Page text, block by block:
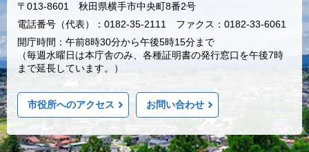
〒013-8601 秋田県横手市中央町8番2号
電話番号（代表）：0182-35-2111 ファクス：0182-33-6061
開庁時間：午前8時30分から午後5時15分まで
（毎週水曜日は本庁舎のみ、各種証明書の発行窓口を午後7時
まで延長しています。）
市役所へのアクセス お問い合わせ